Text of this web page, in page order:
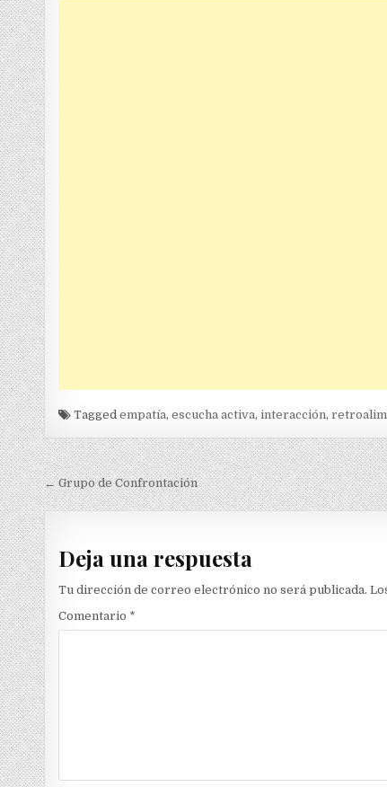
Taggedempatía,escucha activa,interacción,
Navegación
de
entradas
← Grupo de Confrontación
Deja una respuesta
Tu dirección de correo electrónico no será publicada.
Comentario *